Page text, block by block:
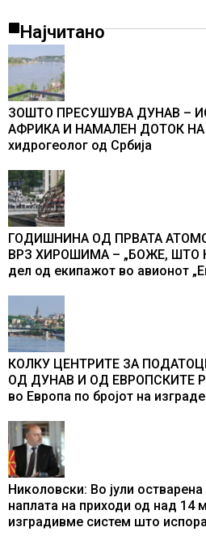
Најчитано
ЗОШТО ПРЕСУШУВА ДУНАВ –
АФРИКА И НАМАЛЕН ДОТОК НА
хидрогеолог од Србија
ГОДИШНИНА ОД ПРВАТА
ВРЗ ХИРОШИМА – „БОЖЕ, ШТО
дел од екипажот во авионот
промени текот на историјата
КОЛКУ ЦЕНТРИТЕ ЗА
ОД ДУНАВ И ОД ЕВРОПСКИТЕ
во Европа по бројот на
Николовски: Во јули
наплата на приходи од над 14
изградивме систем што